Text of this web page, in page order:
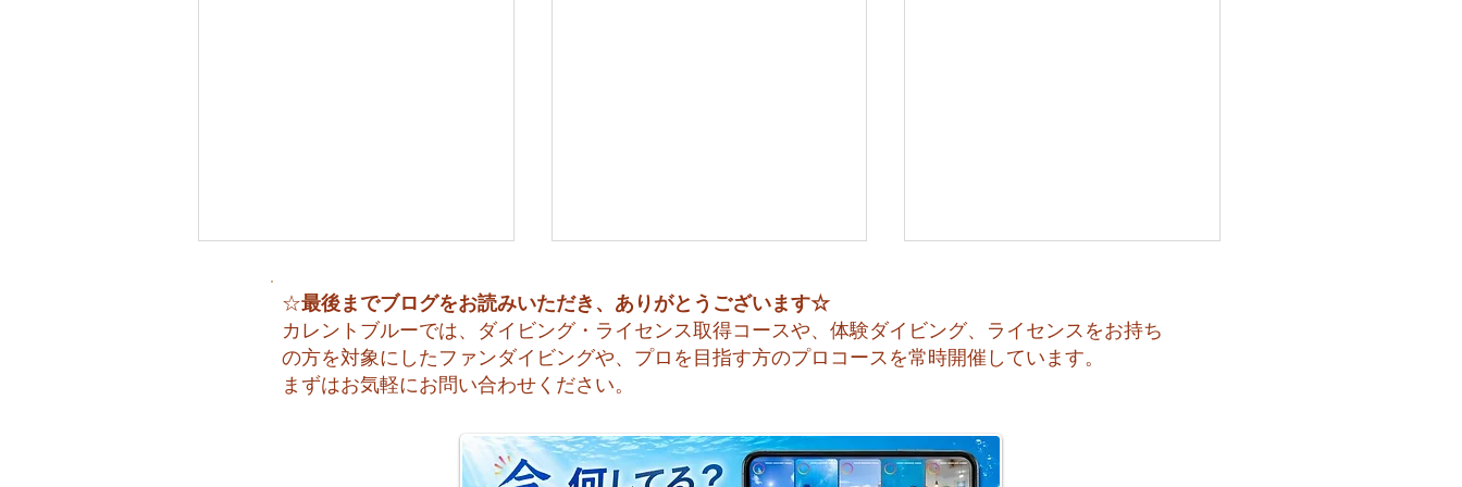
😊 海へ戻る第一歩！リフレ
今日も暑い一日になりそうで
☆最後までブログをお読みいただき、ありがとうございます☆
カレントブルーでは、ダイビング・ライセンス取得コースや、体験ダイビング、ライセンスをお持ち
の方を対象にしたファンダイビングや、プロを目指す方のプロコースを常時開催しています。
まずはお気軽にお問い合わせください。